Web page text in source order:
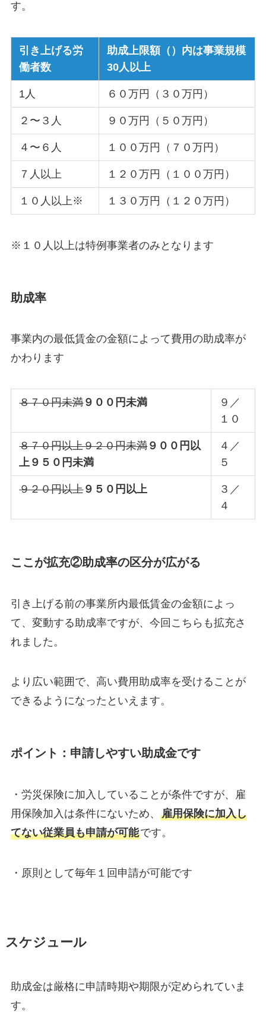
す。
引き上げる労
働者数
助成上限額（）内は事業規模
30人以上
1人 ６０万円（３０万円）
２〜３人 ９０万円（５０万円）
４〜６人 １００万円（７０万円）
７人以上 １２０万円（１００万円）
１０人以上※ １３０万円（１２０万円）
※１０人以上は特例事業者のみとなります
助成率
事業内の最低賃金の金額によって費用の助成率が
かわります
８７０円未満９００円未満
９／
１０
８７０円以上９２０円未満９００円以
上９５０円未満
４／
５
９２０円以上９５０円以上
３／
４
ここが拡充②助成率の区分が広がる
引き上げる前の事業所内最低賃金の金額によっ
て、変動する助成率ですが、今回こちらも拡充さ
れました。
より広い範囲で、高い費用助成率を受けることが
できるようになったといえます。
ポイント：申請しやすい助成金です
・労災保険に加入していることが条件ですが、雇
用保険加入は条件にないため、 雇用保険に加入し
てない従業員も申請が可能です。
・原則として毎年１回申請が可能です
スケジュール
助成金は厳格に申請時期や期限が定められていま
す。